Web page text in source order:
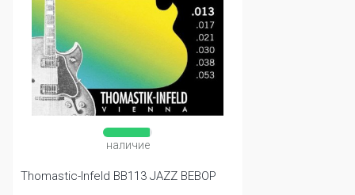
наличие
Thomastic-Infeld BB113 JAZZ BEBOP